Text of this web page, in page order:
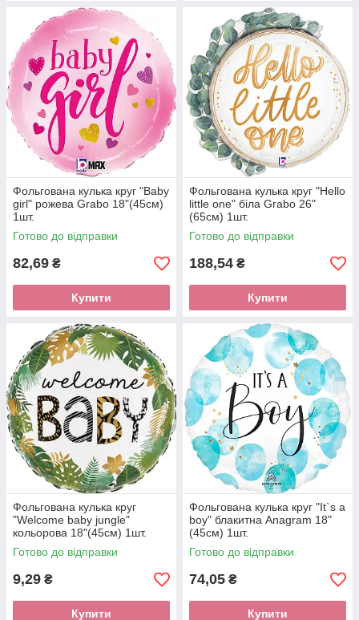
Фольгована кулька круг "Baby
girl" рожева Grabo 18"(45см)
1шт.
Готово до відправки
82,69 ₴
Купити
Фольгована кулька круг "Hello
little one" біла Grabo 26"
(65см) 1шт.
Готово до відправки
188,54 ₴
Купити
Фольгована кулька круг
"Welcome baby jungle"
кольорова 18"(45см) 1шт.
Готово до відправки
9,29 ₴
Купити
Фольгована кулька круг "It`s a
boy" блакитна Anagram 18"
(45см) 1шт.
Готово до відправки
74,05 ₴
Купити